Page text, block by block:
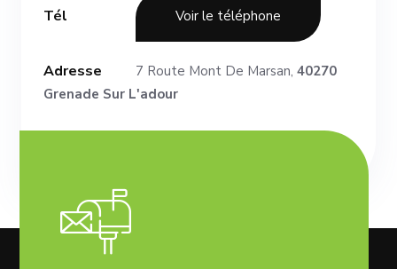
Tél Voir le téléphone
Adresse 7 Route Mont De Marsan, 40270
Grenade Sur L'adour